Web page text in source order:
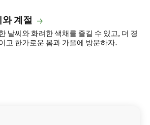
와 계절
날씨와 화려한 색채를 즐길 수 있고, 더 경
고 한가로운 봄과 가을에 방문하자.